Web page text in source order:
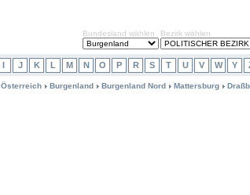
Bundesland wählen Bezirk wählen
I J K L M N O P R S T U V W Y
Österreich Burgenland Burgenland Nord Mattersburg